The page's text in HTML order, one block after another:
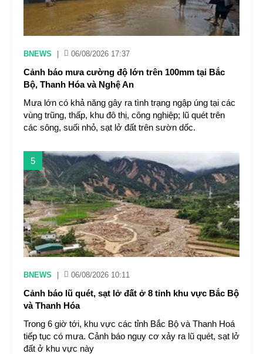
BNEWS 06/08/2026 17:37
Cảnh báo mưa cường độ lớn trên 100mm tại Bắc
Bộ, Thanh Hóa và Nghệ An
Mưa lớn có khả năng gây ra tình trạng ngập úng tại các
vùng trũng, thấp, khu đô thị, công nghiệp; lũ quét trên
các sông, suối nhỏ, sạt lở đất trên sườn dốc.
5
BNEWS 06/08/2026 10:11
Cảnh báo lũ quét, sạt lở đất ở 8 tỉnh khu vực Bắc Bộ
và Thanh Hóa
Trong 6 giờ tới, khu vực các tỉnh Bắc Bộ và Thanh Hoá
tiếp tục có mưa. Cảnh báo nguy cơ xảy ra lũ quét, sạt lở
đất ở khu vực này